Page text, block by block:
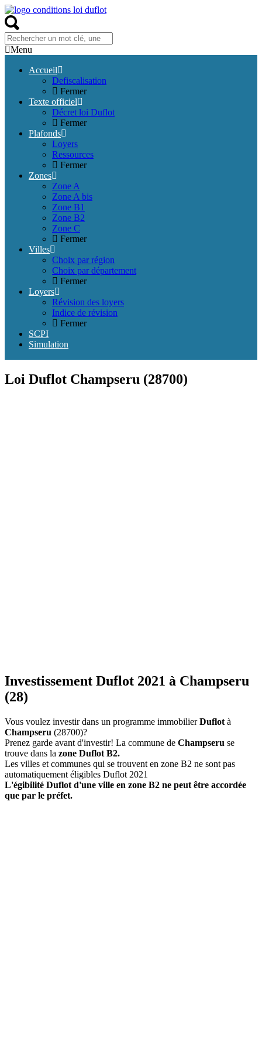
Menu
Accueil
Defiscalisation
Fermer
Texte officiel
Décret loi Duflot
Fermer
Plafonds
Loyers
Ressources
Fermer
Zones
Zone A
Zone A bis
Zone B1
Zone B2
Zone C
Fermer
Villes
Choix par région
Choix par département
Fermer
Loyers
Révision des loyers
Indice de révision
Fermer
SCPI
Simulation
Loi Duflot Champseru (28700)
Investissement Duflot 2021 à Champseru
(28)
Vous voulez investir dans un programme immobilierDuflot à
Champseru (28700)?
Prenez garde avant d'investir! La commune de Champseru se
trouve dans la zone Duflot B2.
Les villes et communes qui se trouvent en zone B2 ne sont pas
automatiquement éligibles Duflot 2021
L'égibilité Duflot d'une ville en zone B2 ne peut être accordée
que par le préfet.